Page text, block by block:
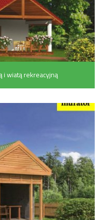
i wiatą rekreacyjną